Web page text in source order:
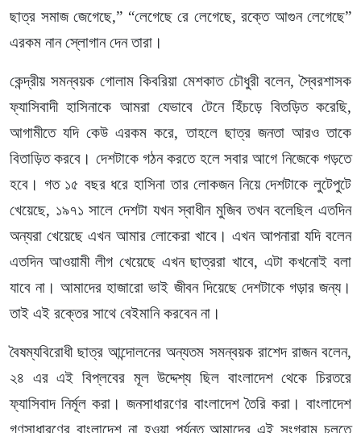
ছাত্র সমাজ জেগেছে,” “লেগেছে রে লেগেছে, রক্তে আগুন লেগেছে”
এরকম নান স্লোগান দেন তারা।
কেন্দ্রীয় সমন্বয়ক গোলাম কিবরিয়া মেশকাত চৌধুরী বলেন, স্বৈরশাসক
ফ্যাসিবাদী হাসিনাকে আমরা যেভাবে টেনে হিঁচড়ে বিতড়িত করেছি,
আগামীতে যদি কেউ এরকম করে, তাহলে ছাত্র জনতা আরও তাকে
বিতাড়িত করবে। দেশটাকে গঠন করতে হলে সবার আগে নিজেকে গড়তে
হবে। গত ১৫ বছর ধরে হাসিনা তার লোকজন নিয়ে দেশটাকে লুটেপুটে
খেয়েছে, ১৯৭১ সালে দেশটা যখন স্বাধীন মুজিব তখন বলেছিল এতদিন
অন্যরা খেয়েছে এখন আমার লোকেরা খাবে। এখন আপনারা যদি বলেন
এতদিন আওয়ামী লীগ খেয়েছে এখন ছাত্ররা খাবে, এটা কখনোই বলা
যাবে না। আমাদের হাজারো ভাই জীবন দিয়েছে দেশটাকে গড়ার জন্য।
তাই এই রক্তের সাথে বেইমানি করবেন না।
বৈষম্যবিরোধী ছাত্র আন্দোলনের অন্যতম সমন্বয়ক রাশেদ রাজন বলেন,
২৪ এর এই বিপ্লবের মূল উদ্দেশ্য ছিল বাংলাদেশ থেকে চিরতরে
ফ্যাসিবাদ নির্মূল করা। জনসাধারণের বাংলাদেশ তৈরি করা। বাংলাদেশ
গণসাধারণের বাংলাদেশ না হওয়া পর্যন্ত আমাদের এই সংগ্রাম চলতে